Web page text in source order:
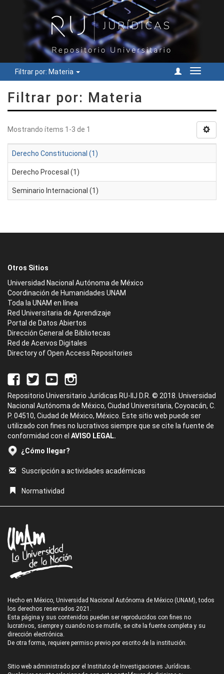
Filtrar por: Materia
Cambiar
Filtrar por: Materia
Mostrando ítems 1-3 de 1
Derecho Constitucional (1)
Derecho Procesal (1)
Seminario Internacional (1)
Otros Sitios
Universidad Nacional Autónoma de México
Coordinación de Humanidades UNAM
Toda la UNAM en línea
Red Universitaria de Aprendizaje
Portal de Datos Abiertos
Dirección General de Bibliotecas
Red de Acervos Digitales
Directory of Open Access Repositories
Repositorio Universitario Jurídicas RU-IIJ D.R. © 2018. Universidad
Nacional Autónoma de México, Ciudad Universitaria, Coyoacán, C.
P. 04510, Ciudad de México, México. Este sitio web puede ser
utilizado con fines no lucrativos siempre que se cite la fuente de
conformidad con el AVISO LEGAL.
¿Cómo llegar?
Suscripción a actividades académicas
Normatividad
Hecho en México, Universidad Nacional Autónoma de México (UNAM), todos
los derechos reservados 2021.
Esta página y sus contenidos pueden ser reproducidos con fines no
lucrativos, siempre y cuando no se mutile, se cite la fuente completa y su
dirección electrónica.
De otra forma, requiere permiso previo por escrito de la institución.
Sitio web administrado por el Instituto de Investigaciones Jurídicas.